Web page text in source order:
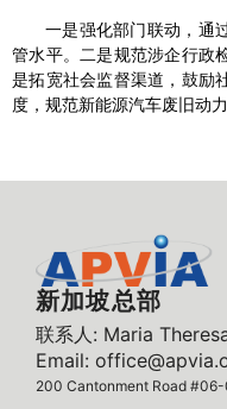
一是强化部门联动，通
管水平。二是规范涉企行政
是拓宽社会监督渠道，鼓励
度，规范新能源汽车废旧动
新加坡总部
联系人: Maria
Email:
200 Cantonment Road